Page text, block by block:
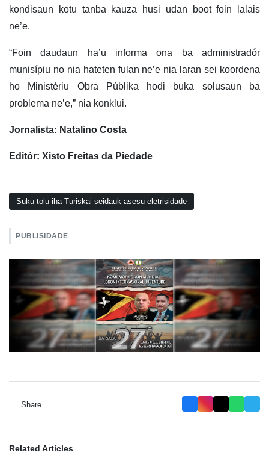
kondisaun kotu tanba kauza husi udan boot foin lalais
ne’e.
“Foin daudaun ha’u informa ona ba administradór
munisípiu no nia hateten fulan ne’e nia laran sei koordena
ho Ministériu Obra Públika hodi buka solusaun ba
problema ne’e,” nia konklui.
Jornalista: Natalino Costa
Editór: Xisto Freitas da Piedade
Suku tolu iha Turiskai seidauk asesu eletrisidade
PUBLISIDADE
Share
Related Articles